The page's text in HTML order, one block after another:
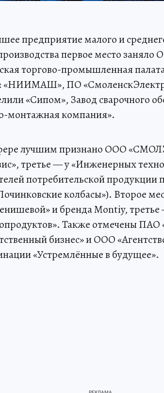
предприятие малого и
первое место заняло
торгово-промышленная
«НИИМАШ», ПО
«Сипом», Завод сварочного
монтажная компания».
лучшим признано ООО
третье — у «Инженерных
потребительской
колбасы»). Второе
и бренда Montiy,
Также отмечены ПАО
бизнес» и ООО
«Устремлённые в будущее».